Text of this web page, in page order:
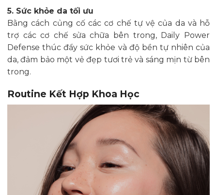
5. Sức khỏe da tối ưu
Bằng cách củng cố các cơ chế tự vệ của da và hỗ
trợ các cơ chế sửa chữa bên trong, Daily Power
Defense thúc đẩy sức khỏe và độ bền tự nhiên của
da, đảm bảo một vẻ đẹp tươi trẻ và sáng mịn từ bên
trong.
Routine Kết Hợp Khoa Học